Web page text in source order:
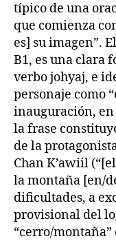
típico de una
que comienza
es] su imagen”.
B1, es una clara
verbo johyaj, e
personaje como
inauguración, en
la frase
de la
Chan K’awiil
la montaña [en/
dificultades, a
provisional del
“cerro/